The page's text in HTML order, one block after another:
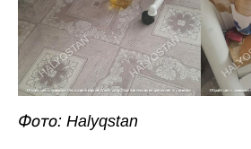
Фото: Halyqstan